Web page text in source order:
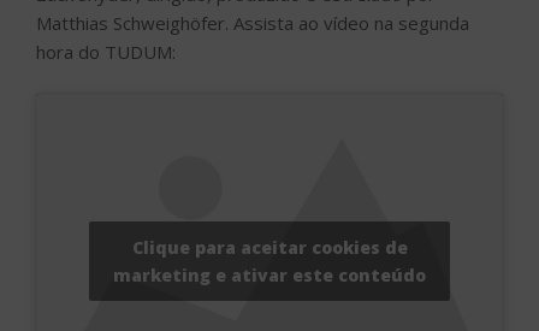
Matthias Schweighöfer. Assista ao vídeo na segunda
hora do TUDUM:
Clique para aceitar cookies de
marketing e ativar este conteúdo